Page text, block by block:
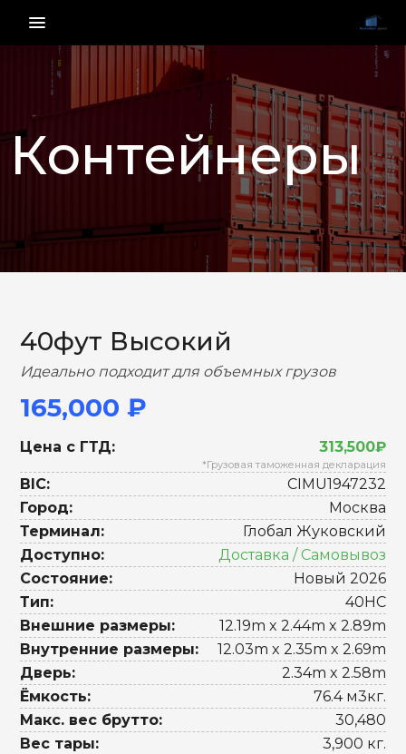
menu_vert
Контейнеры
НАЗАД ВПЕРЕД
40фут Высокий
Идеально подходит для объемных грузов
165,000 ₽
Цена с ГТД: 313,500₽
*Грузовая таможенная декларация
BIC:
CIMU1947232
Город:
Москва
Терминал:
Глобал Жуковский
Доступно:
Доставка / Самовывоз
Состояние:
Новый 2026
Тип:
40HC
Внешние размеры:
12.19m x 2.44m x 2.89m
Внутренние размеры:
12.03m x 2.35m x 2.69m
Дверь:
2.34m x 2.58m
Ёмкость:
76.4 м3кг.
Макс. вес брутто:
30,480
Вес тары:
3,900 кг.